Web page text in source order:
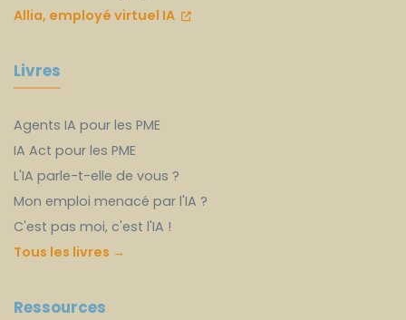
Allia, employé virtuel IA
Livres
Agents IA pour les PME
IA Act pour les PME
L'IA parle-t-elle de vous ?
Mon emploi menacé par l'IA ?
C'est pas moi, c'est l'IA !
Tous les livres →
Ressources